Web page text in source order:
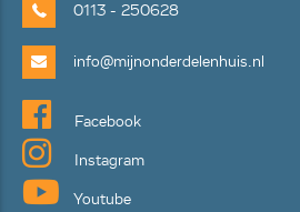
0113 - 250628
info@mijnonderdelenhuis.nl
Facebook
Instagram
Youtube